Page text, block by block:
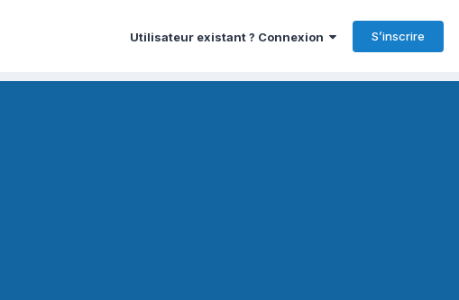
Utilisateur existant ? Connexion S’inscrire